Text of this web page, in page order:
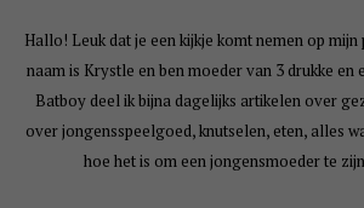
Hallo! Leuk dat je een kijkje komt nemen op
naam is Krystle en ben moeder van 3 drukke en
Batboy deel ik bijna dagelijks artikelen over
over jongensspeelgoed, knutselen, eten, alles
hoe het is om een jongensmoeder te